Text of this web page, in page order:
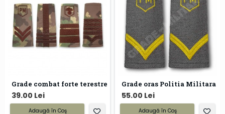
Grade combat forte terestre
39.00 Lei
Adaugă în Coş
Grade oras Politia Militara
55.00 Lei
Adaugă în Coş